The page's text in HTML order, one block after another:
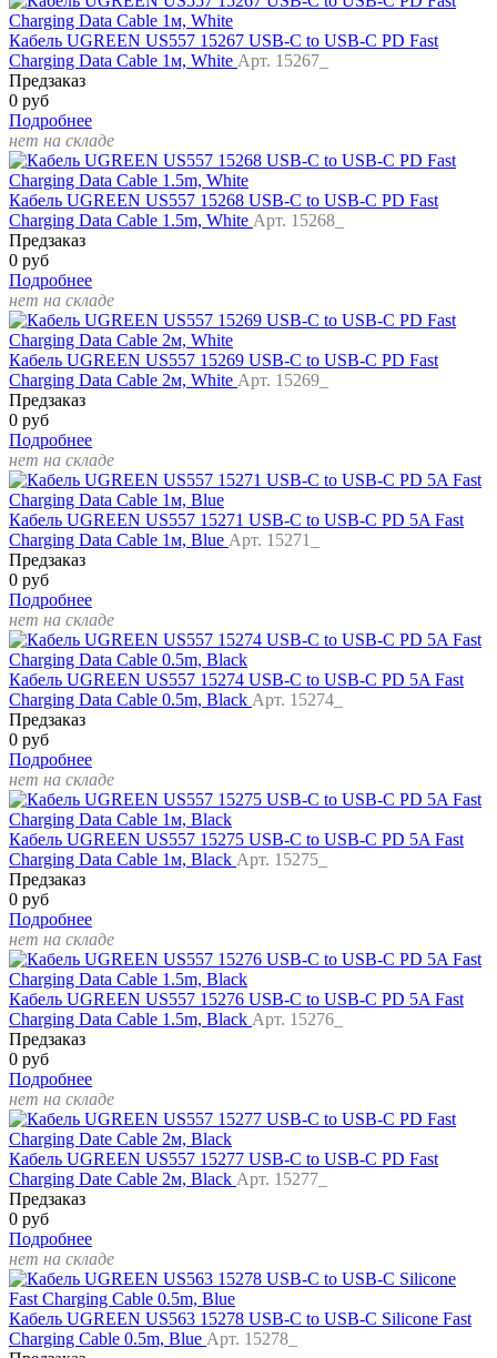
Кабель UGREEN US557 15267 USB-C to USB-C PD Fast
Charging Data Cable 1м, White Арт. 15267_
Предзаказ
0 руб
Подробнее
нет на складе
Кабель UGREEN US557 15268 USB-C to USB-C PD Fast
Charging Data Cable 1.5m, White Арт. 15268_
Предзаказ
0 руб
Подробнее
нет на складе
Кабель UGREEN US557 15269 USB-C to USB-C PD Fast
Charging Data Cable 2м, White Арт. 15269_
Предзаказ
0 руб
Подробнее
нет на складе
Кабель UGREEN US557 15271 USB-C to USB-C PD 5A Fast
Charging Data Cable 1м, Blue Арт. 15271_
Предзаказ
0 руб
Подробнее
нет на складе
Кабель UGREEN US557 15274 USB-C to USB-C PD 5A Fast
Charging Data Cable 0.5m, Black Арт. 15274_
Предзаказ
0 руб
Подробнее
нет на складе
Кабель UGREEN US557 15275 USB-C to USB-C PD 5A Fast
Charging Data Cable 1м, Black Арт. 15275_
Предзаказ
0 руб
Подробнее
нет на складе
Кабель UGREEN US557 15276 USB-C to USB-C PD 5A Fast
Charging Data Cable 1.5m, Black Арт. 15276_
Предзаказ
0 руб
Подробнее
нет на складе
Кабель UGREEN US557 15277 USB-C to USB-C PD Fast
Charging Date Cable 2м, Black Арт. 15277_
Предзаказ
0 руб
Подробнее
нет на складе
Кабель UGREEN US563 15278 USB-C to USB-C Silicone Fast
Charging Cable 0.5m, Blue Арт. 15278_